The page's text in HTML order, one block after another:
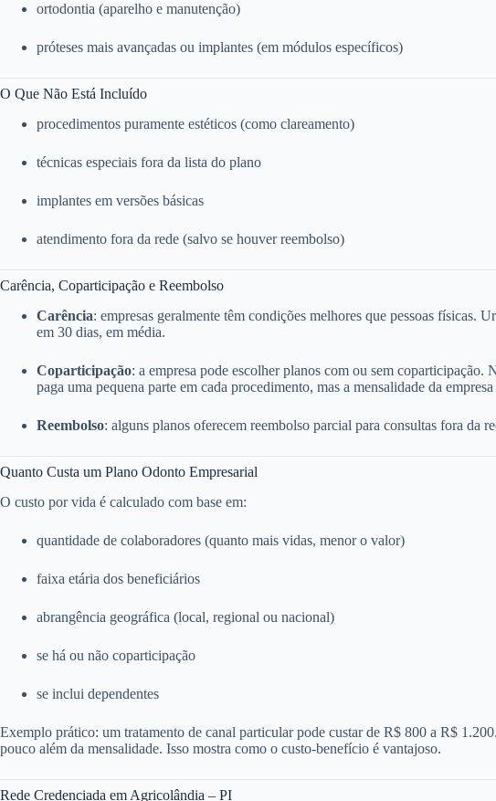
ortodontia (aparelho e manutenção)
próteses mais avançadas ou implantes (em módulos específicos)
O Que Não Está Incluído
procedimentos puramente estéticos (como clareamento)
técnicas especiais fora da lista do plano
implantes em versões básicas
atendimento fora da rede (salvo se houver reembolso)
Carência, Coparticipação e Reembolso
Carência: empresas geralmente têm condições melhores que pessoas físicas.
em 30 dias, em média.
Coparticipação: a empresa pode escolher planos com ou sem
paga uma pequena parte em cada procedimento, mas a mensalidade da
Reembolso: alguns planos oferecem reembolso parcial para consultas fora da
Quanto Custa um Plano Odonto Empresarial
O custo por vida é calculado com base em:
quantidade de colaboradores (quanto mais vidas, menor o valor)
faixa etária dos beneficiários
abrangência geográfica (local, regional ou nacional)
se há ou não coparticipação
se inclui dependentes
Exemplo prático: um tratamento de canal particular pode custar de R$ 800 a R$
pouco além da mensalidade. Isso mostra como o custo-benefício é vantajoso.
Rede Credenciada em Agricolândia – PI